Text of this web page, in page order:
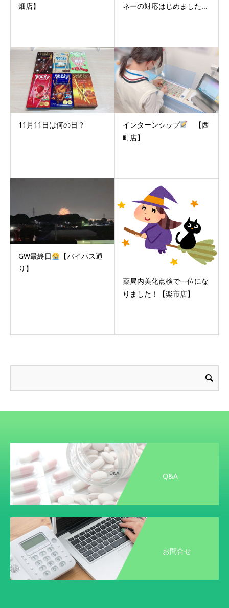
畑店】
ネーの対応はじめました...
11月11日は何の日？ インターンシップ
【西
町店】
GW最終日
【バイパス通
り】
薬局内美化点検で一位にな
りました！【楽市店】
Q&A
お問合せ